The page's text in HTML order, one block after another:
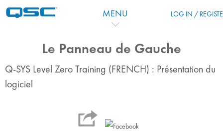
MENU LOG IN /
Le Panneau de Gauche
Q-SYS Level Zero Training (FRENCH) : Présentation du
logiciel